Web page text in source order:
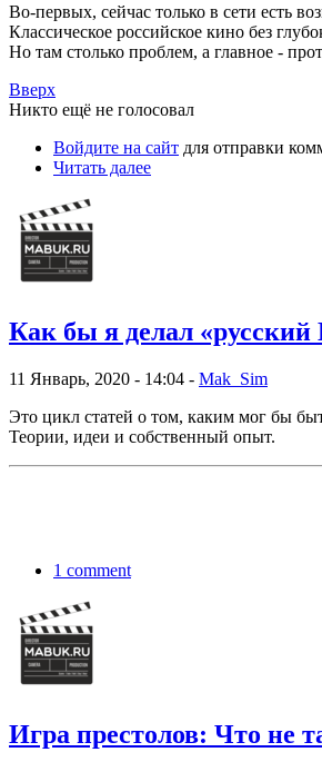
Во-первых, сейчас только в сети есть
Классическое российское кино без
Но там столько проблем, а главное -
Вверх
Никто ещё не голосовал
Войдите на сайт для отправки
Читать далее
Как бы я делал «русский
11 Январь, 2020 - 14:04 - Mak_Sim
Это цикл статей о том, каким мог бы
Теории, идеи и собственный опыт.
1 comment
Игра престолов: Что не